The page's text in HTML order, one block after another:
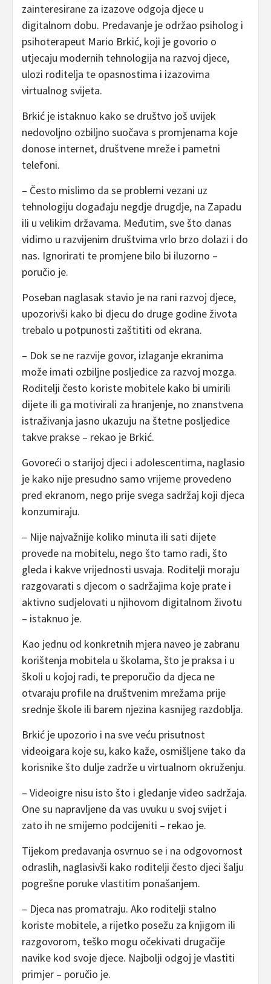
zainteresirane za izazove odgoja djece u
digitalnom dobu. Predavanje je održao psiholog i
psihoterapeut Mario Brkić, koji je govorio o
utjecaju modernih tehnologija na razvoj djece,
ulozi roditelja te opasnostima i izazovima
virtualnog svijeta.
Brkić je istaknuo kako se društvo još uvijek
nedovoljno ozbiljno suočava s promjenama koje
donose internet, društvene mreže i pametni
telefoni.
– Često mislimo da se problemi vezani uz
tehnologiju događaju negdje drugdje, na Zapadu
ili u velikim državama. Međutim, sve što danas
vidimo u razvijenim društvima vrlo brzo dolazi i do
nas. Ignorirati te promjene bilo bi iluzorno –
poručio je.
Poseban naglasak stavio je na rani razvoj djece,
upozorivši kako bi djecu do druge godine života
trebalo u potpunosti zaštititi od ekrana.
– Dok se ne razvije govor, izlaganje ekranima
može imati ozbiljne posljedice za razvoj mozga.
Roditelji često koriste mobitele kako bi umirili
dijete ili ga motivirali za hranjenje, no znanstvena
istraživanja jasno ukazuju na štetne posljedice
takve prakse – rekao je Brkić.
Govoreći o starijoj djeci i adolescentima, naglasio
je kako nije presudno samo vrijeme provedeno
pred ekranom, nego prije svega sadržaj koji djeca
konzumiraju.
– Nije najvažnije koliko minuta ili sati dijete
provede na mobitelu, nego što tamo radi, što
gleda i kakve vrijednosti usvaja. Roditelji moraju
razgovarati s djecom o sadržajima koje prate i
aktivno sudjelovati u njihovom digitalnom životu
– istaknuo je.
Kao jednu od konkretnih mjera naveo je zabranu
korištenja mobitela u školama, što je praksa i u
školi u kojoj radi, te preporučio da djeca ne
otvaraju profile na društvenim mrežama prije
srednje škole ili barem njezina kasnijeg razdoblja.
Brkić je upozorio i na sve veću prisutnost
videoigara koje su, kako kaže, osmišljene tako da
korisnike što dulje zadrže u virtualnom okruženju.
– Videoigre nisu isto što i gledanje video sadržaja.
One su napravljene da vas uvuku u svoj svijet i
zato ih ne smijemo podcijeniti – rekao je.
Tijekom predavanja osvrnuo se i na odgovornost
odraslih, naglasivši kako roditelji često djeci šalju
pogrešne poruke vlastitim ponašanjem.
– Djeca nas promatraju. Ako roditelji stalno
koriste mobitele, a rijetko posežu za knjigom ili
razgovorom, teško mogu očekivati drugačije
navike kod svoje djece. Najbolji odgoj je vlastiti
primjer – poručio je.